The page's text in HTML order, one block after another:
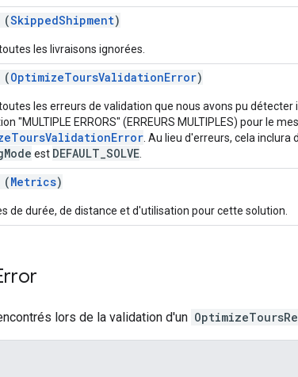
(SkippedShipment)
les livraisons ignorées.
(OptimizeToursValidationError)
les erreurs de validation que nous avons pu
"MULTIPLE ERRORS" (ERREURS MULTIPLES) pour le
. Au lieu d'erreurs, cela
est DEFAULT_SOLVE
(Metrics)
de durée, de distance et d'utilisation pour cette solution.
lors de la validation d'un